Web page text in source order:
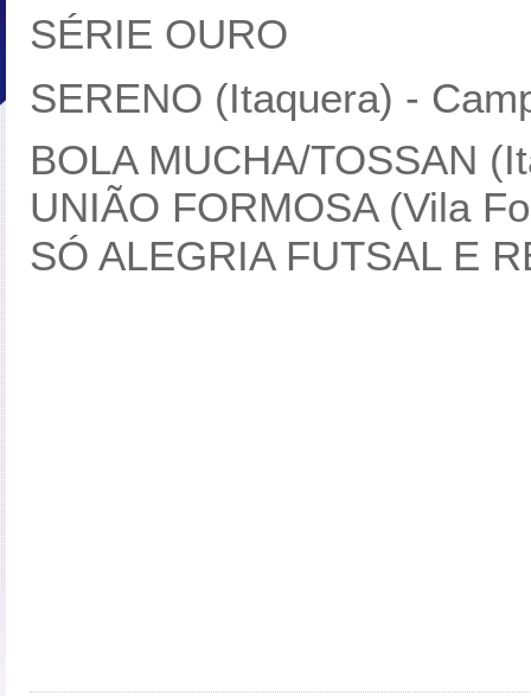
SÉRIE OURO
SERENO (Itaquera) -
BOLA MUCHA/TOSSAN
UNIÃO FORMOSA (Vila
SÓ ALEGRIA FUTSAL E